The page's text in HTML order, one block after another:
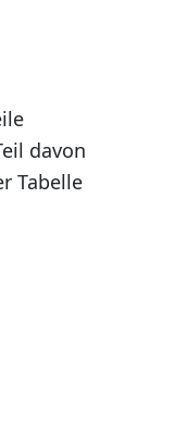
davon
Tabelle